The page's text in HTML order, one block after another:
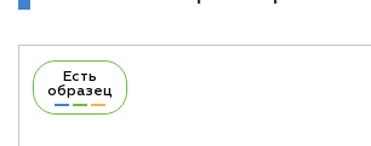
Есть
образец